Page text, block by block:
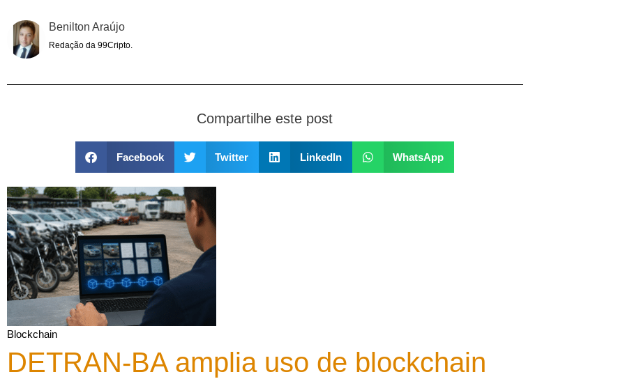
Benilton Araújo
Redação da 99Cripto.
Compartilhe este post
Facebook Twitter LinkedIn WhatsApp
Blockchain
DETRAN-BA amplia uso de blockchain